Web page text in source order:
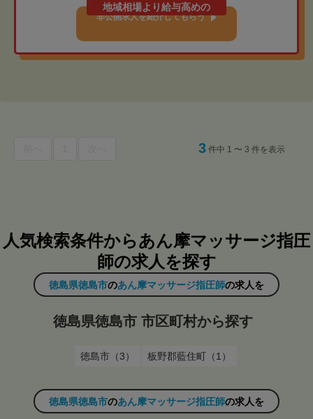
地域相場より給与高めの
非公開求人を紹介してもらう
3 件中 1 〜 3 件を表示
人気検索条件からあん摩マッサージ指圧
師の求人を探す
徳島県徳島市のあん摩マッサージ指圧師の求人を
徳島県徳島市 市区町村から探す
徳島市（3） 板野郡藍住町（1）
徳島県徳島市のあん摩マッサージ指圧師の求人を